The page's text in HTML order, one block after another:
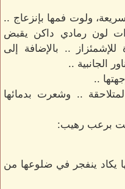
ولوت فمها بإنزعاج ..
لون رمادي داكن يقبض
للإشمئزاز .. بالإضافة إلى
الجانبية ..
..
.. وشعرت بدمائها
برعب رهيب:
يكاد ينفجر في ضلوعها من